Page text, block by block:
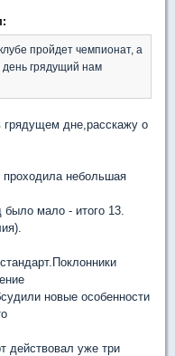
пройдет чемпионат, а
день грядущий нам
грядущем дне,расскажу о
небольшая
было мало - итого 13.
новые особенности
действовал уже три